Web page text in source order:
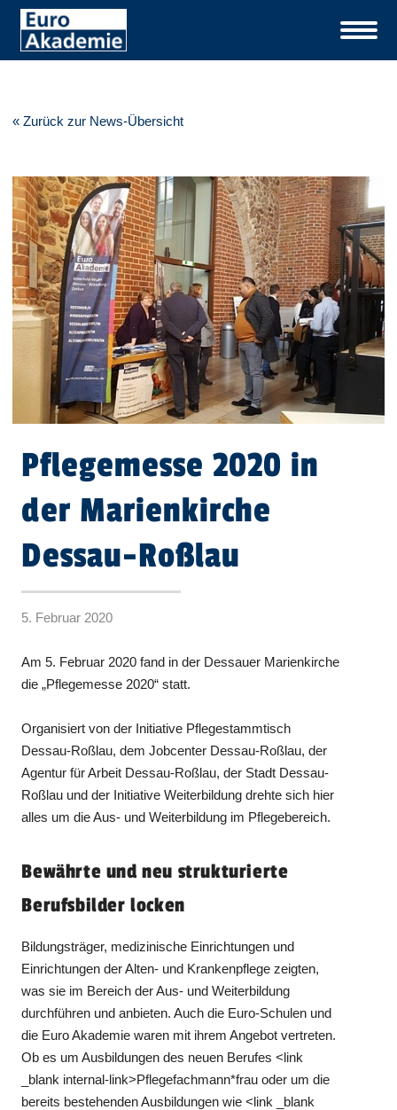
« Zurück zur News-Übersicht
Pflegemesse 2020 in
der Marienkirche
Dessau-Roßlau
5. Februar 2020
Am 5. Februar 2020 fand in der Dessauer Marienkirche
die „Pflegemesse 2020“ statt.
Organisiert von der Initiative Pflegestammtisch
Dessau-Roßlau, dem Jobcenter Dessau-Roßlau, der
Agentur für Arbeit Dessau-Roßlau, der Stadt Dessau-
Roßlau und der Initiative Weiterbildung drehte sich hier
alles um die Aus- und Weiterbildung im Pflegebereich.
Bewährte und neu strukturierte
Berufsbilder locken
Bildungsträger, medizinische Einrichtungen und
Einrichtungen der Alten- und Krankenpflege zeigten,
was sie im Bereich der Aus- und Weiterbildung
durchführen und anbieten. Auch die Euro-Schulen und
die Euro Akademie waren mit ihrem Angebot vertreten.
Ob es um Ausbildungen des neuen Berufes <link
_blank internal-link>Pflegefachmann*frau oder um die
bereits bestehenden Ausbildungen wie <link _blank